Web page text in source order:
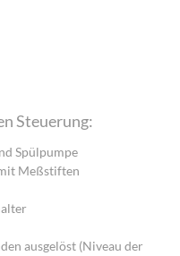
Steuerung:
Spülpumpe
Meßstiften
ausgelöst (Niveau der